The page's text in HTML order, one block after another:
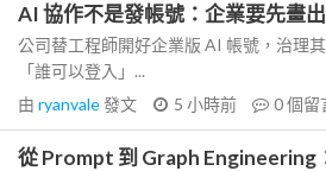
AI 協作不是發帳號：企業要先畫
公司替工程師開好企業版 AI 帳號，治理
「誰可以登入」...
由 ryanvale發文 5 小時前 0個留
從 Prompt 到 Graph Engineering